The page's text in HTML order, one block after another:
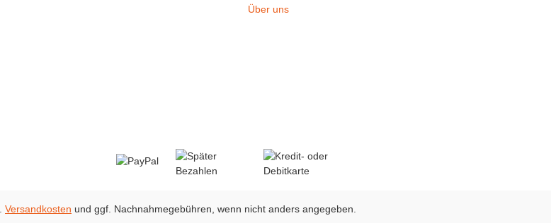
Über uns
Versandkosten und ggf. Nachnahmegebühren, wenn nicht anders angegeben.